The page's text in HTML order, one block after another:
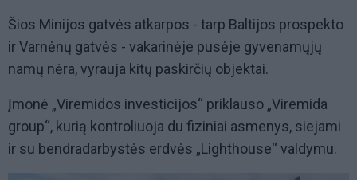
Šios Minijos gatvės atkarpos - tarp Baltijos prospekto
ir Varnėnų gatvės - vakarinėje pusėje gyvenamųjų
namų nėra, vyrauja kitų paskirčių objektai.
Įmonė „Viremidos investicijos“ priklauso „Viremida
group“, kurią kontroliuoja du fiziniai asmenys, siejami
ir su bendradarbystės erdvės „Lighthouse“ valdymu.